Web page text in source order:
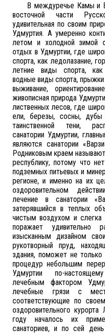
В междуречье Камы и
восточной части
удивительная по своим
Удмуртия. А умеренно
летом и холодной зимой
отдых в Удмуртии, где
спорта, как ледолазание,
летние виды спорта, как
водные виды спорта,
выживание,
живописная природа
лиственных лесов, где
ели, березы, сосны,
таинственной тени,
санатории Удмуртии,
являются санатории
Родниковым краем
республику, потому что
подземных питьевых и
регионе, и именно на их
оздоровительном
лечение в санатории
затерявшийся в теплых
чистым воздухом и
поражает удивительно
изысканным дизайном
рукотворный пруд,
здания, поможет не только
процедур небольшим
Удмуртии по-
лечебным фактором
лечебные грязи с
соответствующие по
оздоровительного
году началось их
санаториев, и по сей